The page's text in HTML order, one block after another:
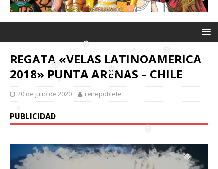
❅
❅
❅
❅ ❅
❅
REGATA «VELAS LATINOAMERICA
2018» PUNTA ARENAS – CHILE
20 de julio de 2020 renepoblete
PUBLICIDAD